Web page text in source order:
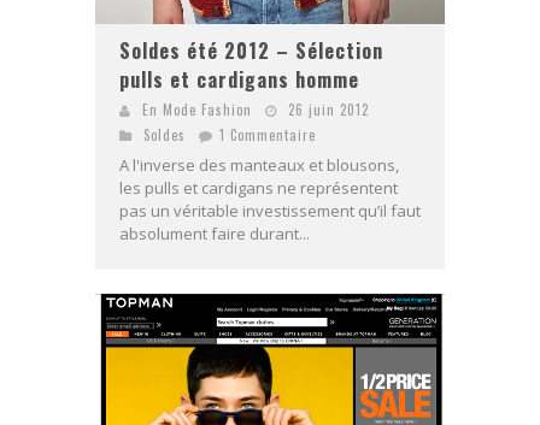
Soldes été 2012 – Sélection
pulls et cardigans homme
En Mode Fashion
26 juin 2012
Soldes
1 Commentaire
A l'inverse des manteaux et blousons,
les pulls et cardigans ne représentent
pas un véritable investissement qu’il faut
absolument faire durant...